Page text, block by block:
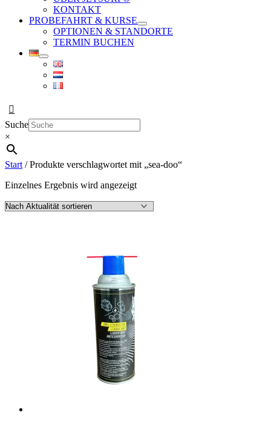
KONTAKT
PROBEFAHRT & KURSE
OPTIONEN & STANDORTE
TERMIN BUCHEN
Suche
×
Start / Produkte verschlagwortet mit „sea-doo“
Einzelnes Ergebnis wird angezeigt